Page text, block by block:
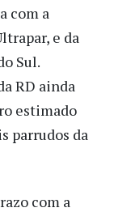
com a
e da
Sul.
RD ainda
estimado
parrudos da
com a